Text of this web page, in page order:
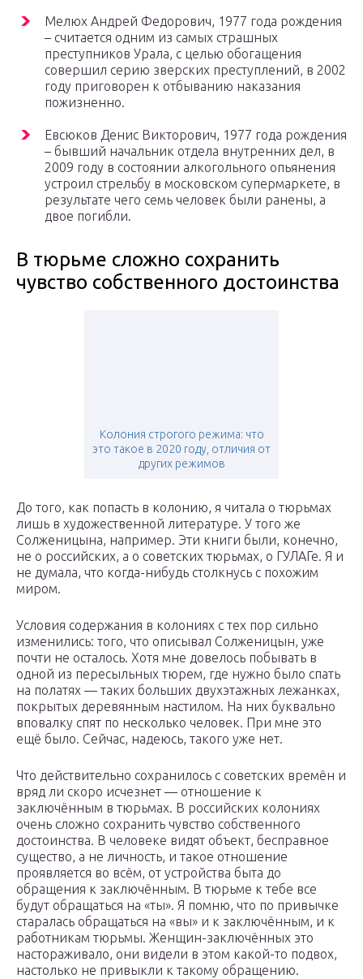
Мелюх Андрей Федорович, 1977 года рождения
– считается одним из самых страшных
преступников Урала, с целью обогащения
совершил серию зверских преступлений, в 2002
году приговорен к отбыванию наказания
пожизненно.
Евсюков Денис Викторович, 1977 года рождения
– бывший начальник отдела внутренних дел, в
2009 году в состоянии алкогольного опьянения
устроил стрельбу в московском супермаркете, в
результате чего семь человек были ранены, а
двое погибли.
В тюрьме сложно сохранить
чувство собственного достоинства
Колония строгого режима: что
это такое в 2020 году, отличия от
других режимов
До того, как попасть в колонию, я читала о тюрьмах
лишь в художественной литературе. У того же
Солженицына, например. Эти книги были, конечно,
не о российских, а о советских тюрьмах, о ГУЛАГе. Я и
не думала, что когда-нибудь столкнусь с похожим
миром.
Условия содержания в колониях с тех пор сильно
изменились: того, что описывал Солженицын, уже
почти не осталось. Хотя мне довелось побывать в
одной из пересыльных тюрем, где нужно было спать
на полатях — таких больших двухэтажных лежанках,
покрытых деревянным настилом. На них буквально
вповалку спят по несколько человек. При мне это
ещё было. Сейчас, надеюсь, такого уже нет.
Что действительно сохранилось с советских времён и
вряд ли скоро исчезнет — отношение к
заключённым в тюрьмах. В российских колониях
очень сложно сохранить чувство собственного
достоинства. В человеке видят объект, бесправное
существо, а не личность, и такое отношение
проявляется во всём, от устройства быта до
обращения к заключённым. В тюрьме к тебе все
будут обращаться на «ты». Я помню, что по привычке
старалась обращаться на «вы» и к заключённым, и к
работникам тюрьмы. Женщин-заключённых это
настораживало, они видели в этом какой-то подвох,
настолько не привыкли к такому обращению.